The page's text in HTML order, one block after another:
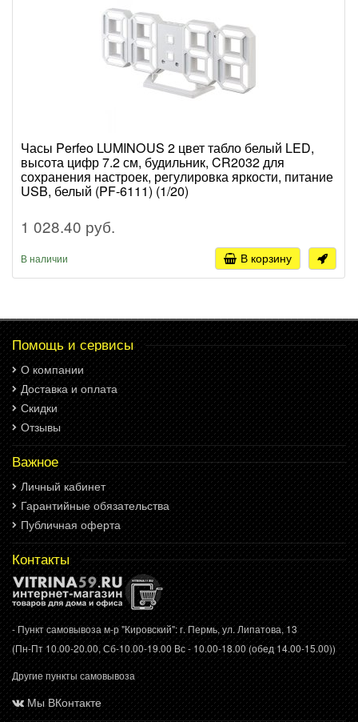
Часы Perfeo LUMINOUS 2 цвет табло белый LED,
высота цифр 7.2 см, будильник, CR2032 для
сохранения настроек, регулировка яркости, питание
USB, белый (PF-6111) (1/20)
1 028.40 руб.
В наличии В корзину
Помощь и сервисы
О компании
Доставка и оплата
Скидки
Отзывы
Важное
Личный кабинет
Гарантийные обязательства
Публичная оферта
Контакты
- Пункт самовывоза м-р "Кировский": г. Пермь, ул. Липатова, 13
(Пн-Пт 10.00-20.00, Сб-10.00-19.00 Вс - 10.00-18.00 (обед 14.00-15.00))
Другие пункты самовывоза
Мы ВКонтакте